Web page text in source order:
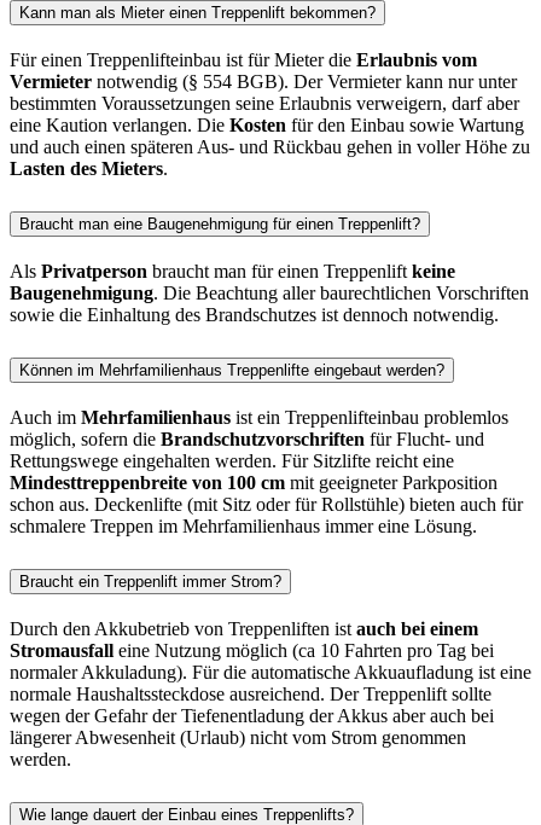
Kann man als Mieter einen Treppenlift bekommen?
Für einen Treppenlifteinbau ist für Mieter die Erlaubnis vom
Vermieter notwendig (§ 554 BGB). Der Vermieter kann nur unter
bestimmten Voraussetzungen seine Erlaubnis verweigern, darf aber
eine Kaution verlangen. Die Kosten für den Einbau sowie Wartung
und auch einen späteren Aus- und Rückbau gehen in voller Höhe zu
Lasten des Mieters.
Braucht man eine Baugenehmigung für einen Treppenlift?
Als Privatperson braucht man für einen Treppenlift keine
Baugenehmigung. Die Beachtung aller baurechtlichen Vorschriften
sowie die Einhaltung des Brandschutzes ist dennoch notwendig.
Können im Mehrfamilienhaus Treppenlifte eingebaut werden?
Auch im Mehrfamilienhaus ist ein Treppenlifteinbau problemlos
möglich, sofern die Brandschutzvorschriften für Flucht- und
Rettungswege eingehalten werden. Für Sitzlifte reicht eine
Mindesttreppenbreite von 100 cm mit geeigneter Parkposition
schon aus. Deckenlifte (mit Sitz oder für Rollstühle) bieten auch für
schmalere Treppen im Mehrfamilienhaus immer eine Lösung.
Braucht ein Treppenlift immer Strom?
Durch den Akkubetrieb von Treppenliften ist auch bei einem
Stromausfall eine Nutzung möglich (ca 10 Fahrten pro Tag bei
normaler Akkuladung). Für die automatische Akkuaufladung ist eine
normale Haushaltssteckdose ausreichend. Der Treppenlift sollte
wegen der Gefahr der Tiefenentladung der Akkus aber auch bei
längerer Abwesenheit (Urlaub) nicht vom Strom genommen
werden.
Wie lange dauert der Einbau eines Treppenlifts?